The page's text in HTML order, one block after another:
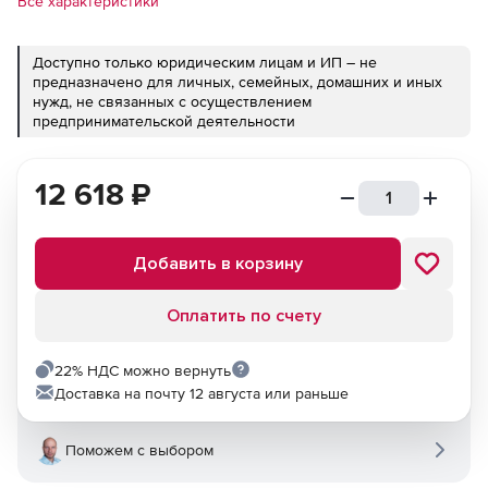
Доступно только юридическим лицам и ИП – не
предназначено для личных, семейных, домашних и иных
нужд, не связанных с осуществлением
предпринимательской деятельности
12 618 ₽
Добавить в корзину
Оплатить по счету
22% НДС можно вернуть
Доставка на почту 12 августа или раньше
Поможем с выбором